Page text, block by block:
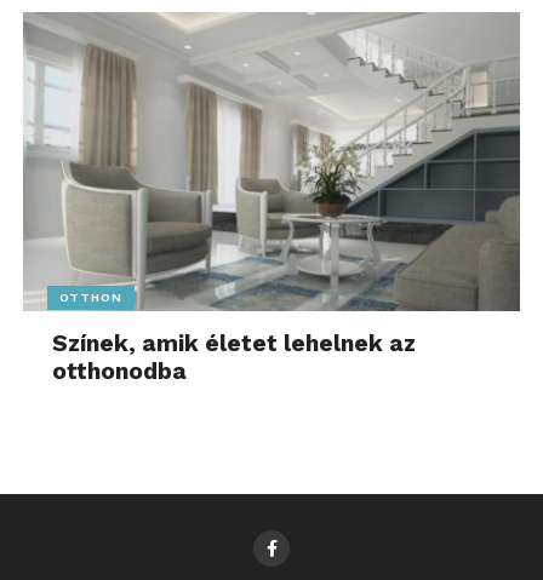
OTTHON
Színek, amik életet lehelnek az
otthonodba